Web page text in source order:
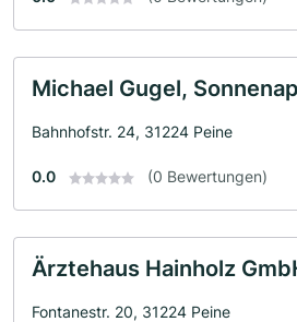
Michael Gugel,
Bahnhofstr. 24, 31224 Peine
0.0 (0 Bewertungen)
Ärztehaus Hainholz
Fontanestr. 20, 31224 Peine